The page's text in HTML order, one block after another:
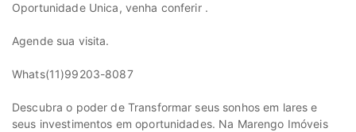
Oportunidade Unica, venha conferir .
Agende sua visita.
Whats(11)99203-8087
Descubra o poder de Transformar seus sonhos em lares e
seus investimentos em oportunidades. Na Marengo Imóveis